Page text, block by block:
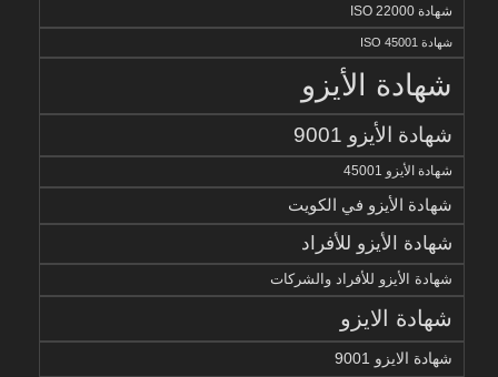
شهادة ISO 22000
شهادة ISO 45001
شهادة الأيزو
شهادة الأيزو 9001
شهادة الأيزو 45001
شهادة الأيزو في الكويت
شهادة الأيزو للأفراد
شهادة الأيزو للأفراد والشركات
شهادة الايزو
شهادة الايزو 9001